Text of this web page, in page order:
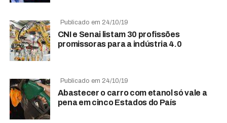
Publicado em 24/10/19
CNI e Senai listam 30 profissões
promissoras para a indústria 4.0
Publicado em 24/10/19
Abastecer o carro com etanol só vale a
pena em cinco Estados do País